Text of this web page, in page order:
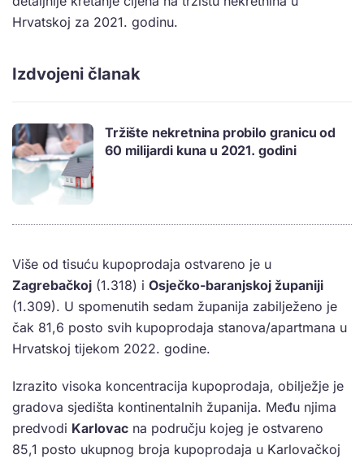
Hrvatskoj za 2021. godinu.
Izdvojeni članak
Tržište nekretnina probilo granicu od
60 milijardi kuna u 2021. godini
Više od tisuću kupoprodaja ostvareno je u
Zagrebačkoj (1.318) i Osječko-baranjskoj županiji
(1.309). U spomenutih sedam županija zabilježeno je
čak 81,6 posto svih kupoprodaja stanova/apartmana u
Hrvatskoj tijekom 2022. godine.
Izrazito visoka koncentracija kupoprodaja, obilježje je
gradova sjedišta kontinentalnih županija. Među njima
predvodi Karlovac na području kojeg je ostvareno
85,1 posto ukupnog broja kupoprodaja u Karlovačkoj